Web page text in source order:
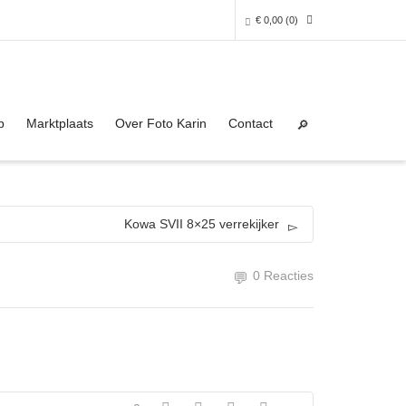
€ 0,00 (0)
NAAR DE SHOP
Marktplaats Over Foto Karin Contact
Kowa SVII 8×25 verrekijker
0 Reacties